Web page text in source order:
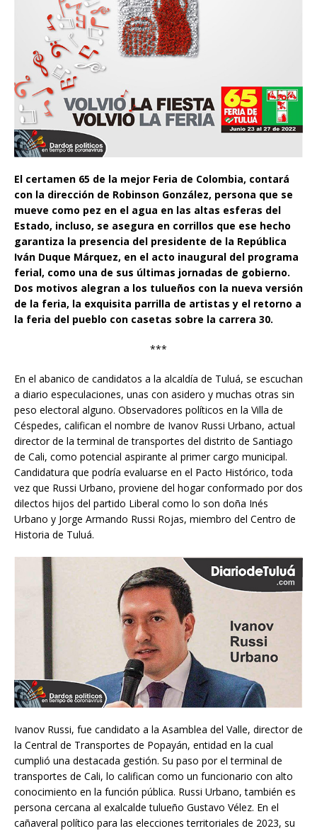
El certamen 65 de la mejor Feria de Colombia, contará
con la dirección de Robinson González, persona que se
mueve como pez en el agua en las altas esferas del
Estado, incluso, se asegura en corrillos que ese hecho
garantiza la presencia del presidente de la República
Iván Duque Márquez, en el acto inaugural del programa
ferial, como una de sus últimas jornadas de gobierno.
Dos motivos alegran a los tulueños con la nueva versión
de la feria, la exquisita parrilla de artistas y el retorno a
la feria del pueblo con casetas sobre la carrera 30.
***
En el abanico de candidatos a la alcaldía de Tuluá, se escuchan
a diario especulaciones, unas con asidero y muchas otras sin
peso electoral alguno. Observadores políticos en la Villa de
Céspedes, califican el nombre de Ivanov Russi Urbano, actual
director de la terminal de transportes del distrito de Santiago
de Cali, como potencial aspirante al primer cargo municipal.
Candidatura que podría evaluarse en el Pacto Histórico, toda
vez que Russi Urbano, proviene del hogar conformado por dos
dilectos hijos del partido Liberal como lo son doña Inés
Urbano y Jorge Armando Russi Rojas, miembro del Centro de
Historia de Tuluá.
Ivanov Russi, fue candidato a la Asamblea del Valle, director de
la Central de Transportes de Popayán, entidad en la cual
cumplió una destacada gestión. Su paso por el terminal de
transportes de Cali, lo califican como un funcionario con alto
conocimiento en la función pública. Russi Urbano, también es
persona cercana al exalcalde tulueño Gustavo Vélez. En el
cañaveral político para las elecciones territoriales de 2023, su